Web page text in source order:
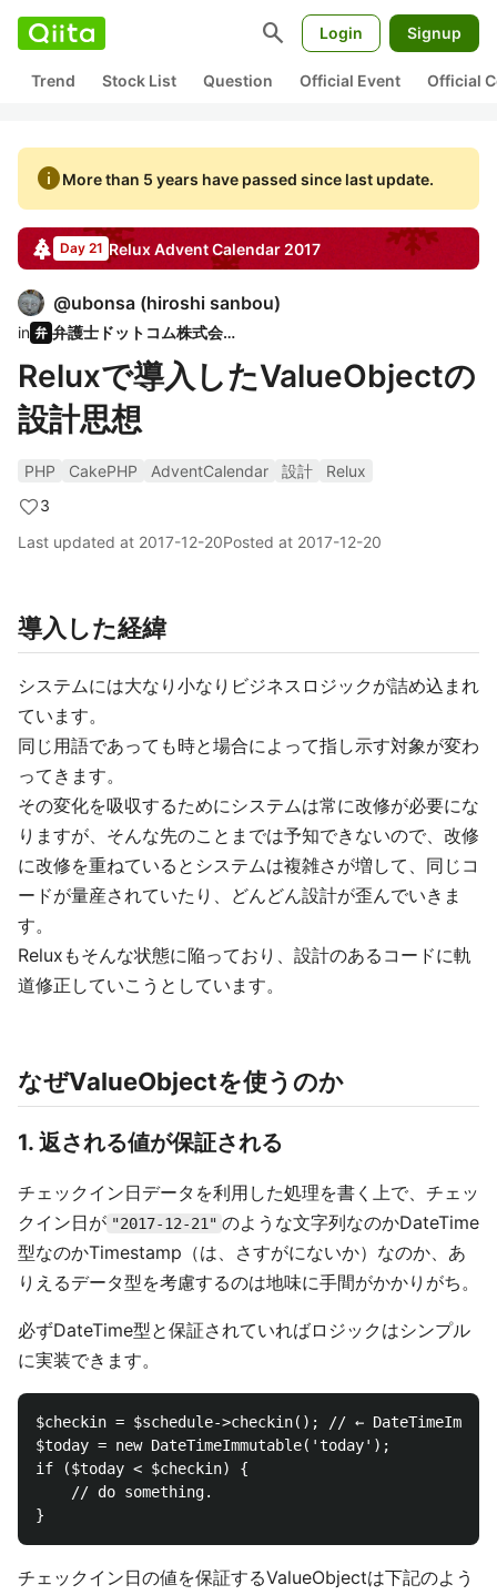
search Login Signup
Trend Stock List Question Official Event Official
infoMore than 5 years have passed since last update.
Day 21 ReluxAdvent Calendar 2017
@ubonsa (hiroshi sanbou)
in 弁護士ドットコム株式会社
Reluxで導入したValueObjectの
設計思想
PHP CakePHP AdventCalendar 設計
Relux
3
Last updated at 2017-12-20Posted at 2017-12-20
導入した経緯
システムには大なり小なりビジネスロジックが詰め込まれ
ています。
同じ用語であっても時と場合によって指し示す対象が変わ
ってきます。
その変化を吸収するためにシステムは常に改修が必要にな
りますが、そんな先のことまでは予知できないので、改修
に改修を重ねているとシステムは複雑さが増して、同じコ
ードが量産されていたり、どんどん設計が歪んでいきま
す。
Reluxもそんな状態に陥っており、設計のあるコードに軌
道修正していこうとしています。
なぜValueObjectを使うのか
1. 返される値が保証される
チェックイン日データを利用した処理を書く上で、チェッ
クイン日が "2017-12-21" のような文字列なのかDateTime
型なのかTimestamp（は、さすがにないか）なのか、あ
りえるデータ型を考慮するのは地味に手間がかかりがち。
必ずDateTime型と保証されていればロジックはシンプル
に実装できます。
$checkin = $schedule->checkin(); // ←
$today = new DateTimeImmutable('today');
if ($today < $checkin) {
    // do something.
チェックイン日の値を保証するValueObjectは下記のよう